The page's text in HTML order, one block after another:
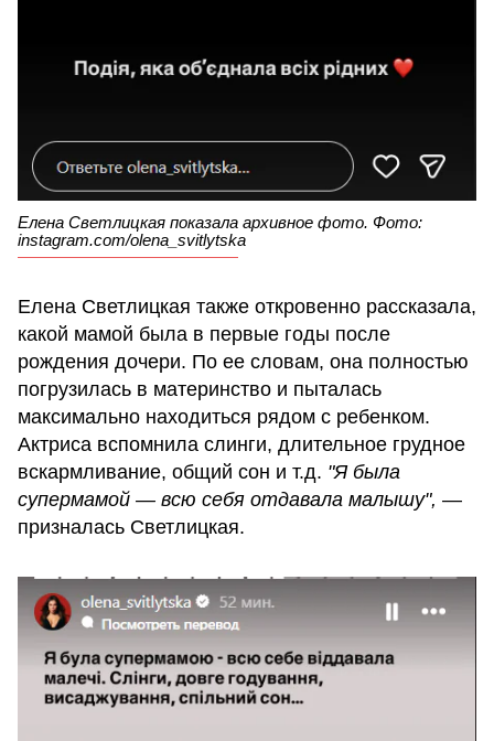
Елена Светлицкая показала архивное фото. Фото:
instagram.com/olena_svitlytska
Елена Светлицкая также откровенно рассказала,
какой мамой была в первые годы после
рождения дочери. По ее словам, она полностью
погрузилась в материнство и пыталась
максимально находиться рядом с ребенком.
Актриса вспомнила слинги, длительное грудное
вскармливание, общий сон и т.д. "Я была
супермамой — всю себя отдавала малышу", —
призналась Светлицкая.